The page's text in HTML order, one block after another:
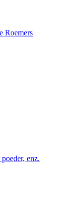
Roemers
enz.